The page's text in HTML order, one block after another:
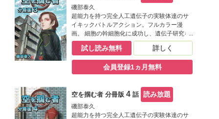
持つ青年クロウ。彼はある日、もう一人の自
分の存在を感じようになる。
磯部泰久
超能力を持つ完全人工遺伝子の実験体達のサ
イキックバトルアクション。フルカラー漫
画。 細胞の幹細胞化に成功し、遺伝子研究を
飛躍的に進めた十曜化学製薬。遺伝子の解明
によって知能、運動能力、共感性等、人の能
力を高める事ができ、ついには超能力を持つ
遺伝子まで開発した。十曜化学製薬の研究は
目指すものとなりつつある。 十曜化学製薬に
造られた完全人工遺伝子の実験体で超能力を
持つ青年クロウ。彼はある日、もう一人の自
分の存在を感じようになる。
試し読み無料 詳しく
会員登録1ヵ月無料
空を掴む者 分冊版4話 読み放題
磯部泰久
超能力を持つ完全人工遺伝子の実験体達のサ